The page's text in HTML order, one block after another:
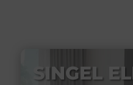
SINGEL